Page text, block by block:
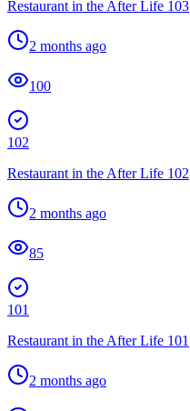
Restaurant in the After Life 103
2 months ago
100
102
Restaurant in the After Life 102
2 months ago
85
101
Restaurant in the After Life 101
2 months ago